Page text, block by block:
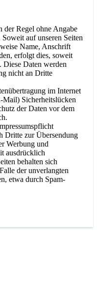
der Regel ohne Angabe
auf unseren Seiten
Name, Anschrift
erfolgt dies, soweit
Daten werden
nicht an Dritte
im Internet
Sicherheitslücken
der Daten vor dem
Dritte zur Übersendung
Werbung und
ausdrücklich
behalten sich
der unverlangten
etwa durch Spam-